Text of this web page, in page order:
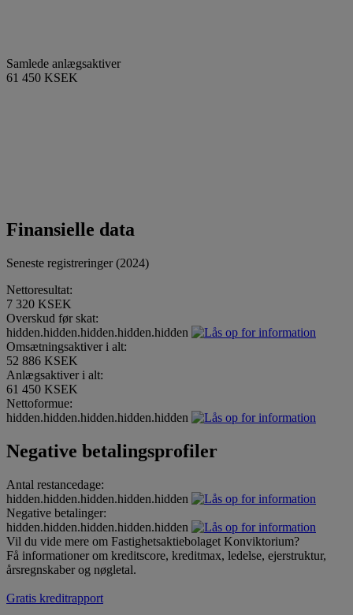
Samlede anlægsaktiver
61 450 KSEK
Finansielle data
Seneste registreringer (2024)
Nettoresultat:
7 320 KSEK
Overskud før skat:
hidden.hidden.hidden.hidden.hidden
Omsætningsaktiver i alt:
52 886 KSEK
Anlægsaktiver i alt:
61 450 KSEK
Nettoformue:
hidden.hidden.hidden.hidden.hidden
Negative betalingsprofiler
Antal restancedage:
hidden.hidden.hidden.hidden.hidden
Negative betalinger:
hidden.hidden.hidden.hidden.hidden
Vil du vide mere om Fastighetsaktiebolaget Konviktorium?
Få informationer om kreditscore, kreditmax, ledelse, ejerstruktur,
årsregnskaber og nøgletal.
Gratis kreditrapport